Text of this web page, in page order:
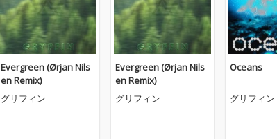
Evergreen (Ørjan Nils
en Remix)
グリフィン
Evergreen (Ørjan Nils
en Remix)
グリフィン
Oceans
グリフィン